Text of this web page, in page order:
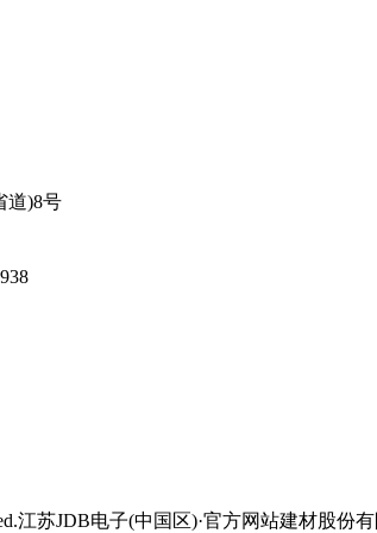
道)8号
江苏JDB电子(中国区)·官方网站建材股份